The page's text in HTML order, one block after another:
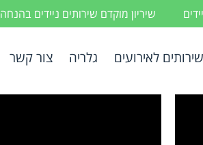
שיריון מוקדם שירותים ניידים בהנחה
לאירועים גלריה צור קשר